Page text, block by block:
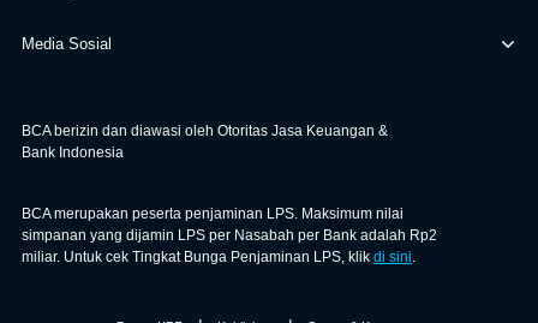
Media Sosial
BCA berizin dan diawasi oleh Otoritas Jasa Keuangan &
Bank Indonesia
BCA merupakan peserta penjaminan LPS. Maksimum nilai
simpanan yang dijamin LPS per Nasabah per Bank adalah Rp2
miliar. Untuk cek Tingkat Bunga Penjaminan LPS, klik di sini.